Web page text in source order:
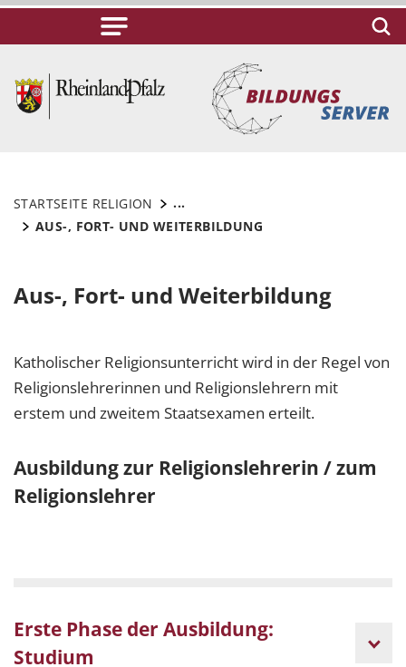
STARTSEITE RELIGION
...
AUS-, FORT- UND WEITERBILDUNG
Aus-, Fort- und Weiterbildung
Katholischer Religionsunterricht wird in der Regel von
Religionslehrerinnen und Religionslehrern mit
erstem und zweitem Staatsexamen erteilt.
Ausbildung zur Religionslehrerin / zum
Religionslehrer
Erste Phase der Ausbildung:
Studium